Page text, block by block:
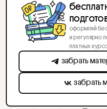
оформляй
и регулярно
платных
забрать
забрать